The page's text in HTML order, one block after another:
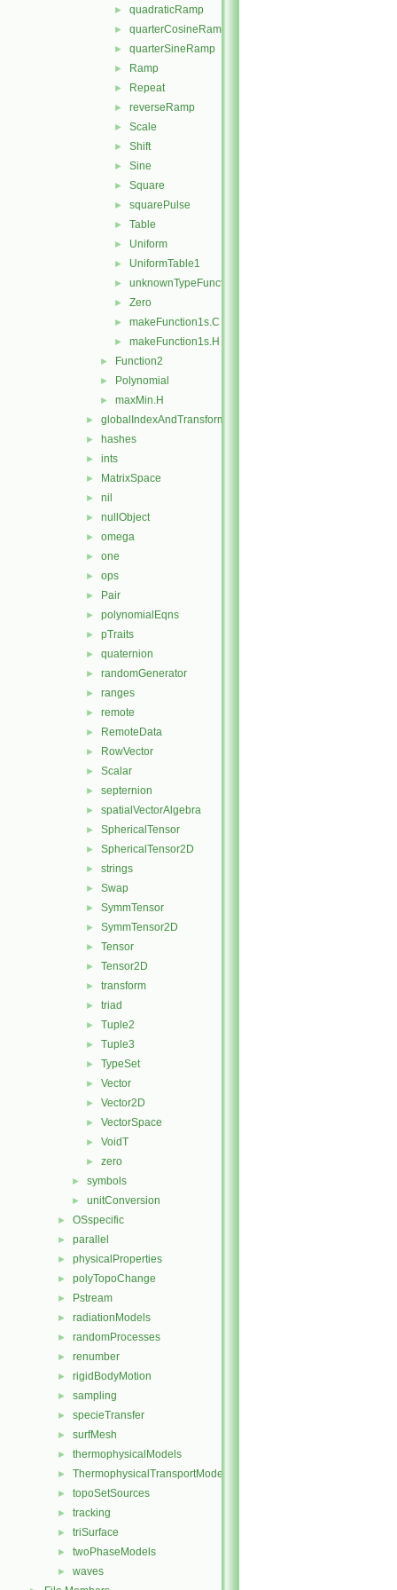
► quadraticRamp
► quarterCosineRamp
► quarterSineRamp
► Ramp
► Repeat
► reverseRamp
► Scale
► Shift
► Sine
► Square
► squarePulse
► Table
► Uniform
► UniformTable1
► unknownTypeFunction1
► Zero
► makeFunction1s.C
► makeFunction1s.H
► Function2
► Polynomial
► maxMin.H
► globalIndexAndTransform
► hashes
► ints
► MatrixSpace
► nil
► nullObject
► omega
► one
► ops
► Pair
► polynomialEqns
► pTraits
► quaternion
► randomGenerator
► ranges
► remote
► RemoteData
► RowVector
► Scalar
► septernion
► spatialVectorAlgebra
► SphericalTensor
► SphericalTensor2D
► strings
► Swap
► SymmTensor
► SymmTensor2D
► Tensor
► Tensor2D
► transform
► triad
► Tuple2
► Tuple3
► TypeSet
► Vector
► Vector2D
► VectorSpace
► VoidT
► zero
► symbols
► unitConversion
► OSspecific
► parallel
► physicalProperties
► polyTopoChange
► Pstream
► radiationModels
► randomProcesses
► renumber
► rigidBodyMotion
► sampling
► specieTransfer
► surfMesh
► thermophysicalModels
► ThermophysicalTransportModels
► topoSetSources
► tracking
► triSurface
► twoPhaseModels
► waves